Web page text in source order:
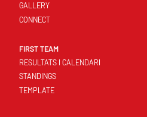
GALLERY
CONNECT
FIRST TEAM
RESULTATS I CALENDARI
STANDINGS
TEMPLATE